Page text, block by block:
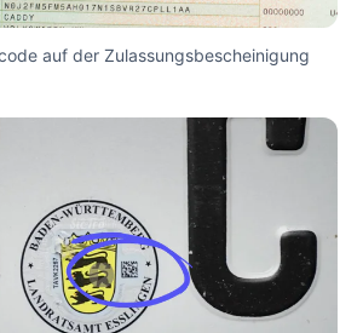
auf der Zulassungsbescheinigung